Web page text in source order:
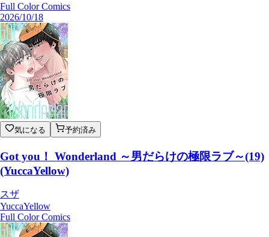
Full Color Comics
2026/10/18
気になる 予約済み
Got you！ Wonderland ～男だらけの極限ラブ～(19)
(YuccaYellow)
スザ
YuccaYellow
Full Color Comics